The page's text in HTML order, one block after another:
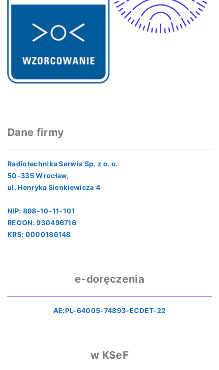
Dane firmy
Radiotechnika Serwis Sp. z o. o.
50-335 Wrocław,
ul. Henryka Sienkiewicza 4
NIP: 898-10-11-101
REGON: 930496716
KRS: 0000186148
e-doręczenia
AE:PL-64005-74893-ECDET-22
w KSeF